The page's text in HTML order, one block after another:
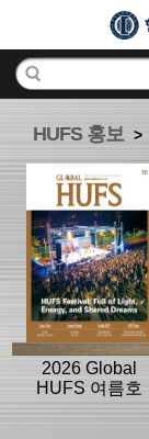
HUFS 홍보 >
2026 Global
HUFS 여름호